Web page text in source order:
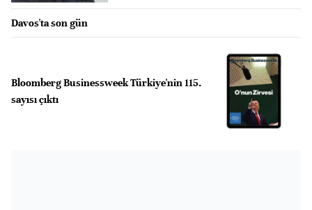
Davos'ta son gün
Bloomberg Businessweek Türkiye'nin 115.
sayısı çıktı